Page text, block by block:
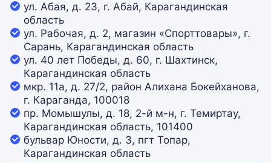
ул. Абая, д. 23, г. Абай, Карагандинская
область
ул. Рабочая, д. 2, магазин «Спорттовары», г.
Сарань, Карагандинская область
ул. 40 лет Победы, д. 60, г. Шахтинск,
Карагандинская область
мкр. 11а, д. 27/2, район Алихана Бокейханова,
г. Караганда, 100018
пр. Момышулы, д. 18, 2-й м-н, г. Темиртау,
Карагандинская область, 101400
бульвар Юности, д. 3, пгт Топар,
Карагандинская область